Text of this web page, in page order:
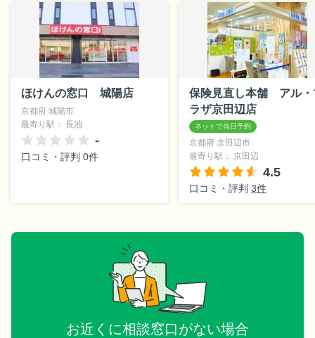
ほけんの窓口 城陽店
京都府 城陽市
最寄り駅： 長池
-
口コミ・評判 0件
保険見直し本舗 アル・
ラザ京田辺店
京都府 京田辺市
最寄り駅： 京田辺
4.5
口コミ・評判 3件
お近くに相談窓口がない場合